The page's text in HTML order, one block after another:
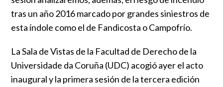
tras un año 2016 marcado por grandes siniestros de
esta índole como el de Fandicosta o Campofrío.
La Sala de Vistas de la Facultad de Derecho de la
Universidade da Coruña (UDC) acogió ayer el acto
inaugural y la primera sesión de la tercera edición